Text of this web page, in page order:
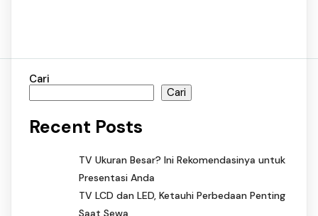
Cari
Cari
Recent Posts
TV Ukuran Besar? Ini Rekomendasinya untuk
Presentasi Anda
TV LCD dan LED, Ketauhi Perbedaan Penting
Saat Sewa